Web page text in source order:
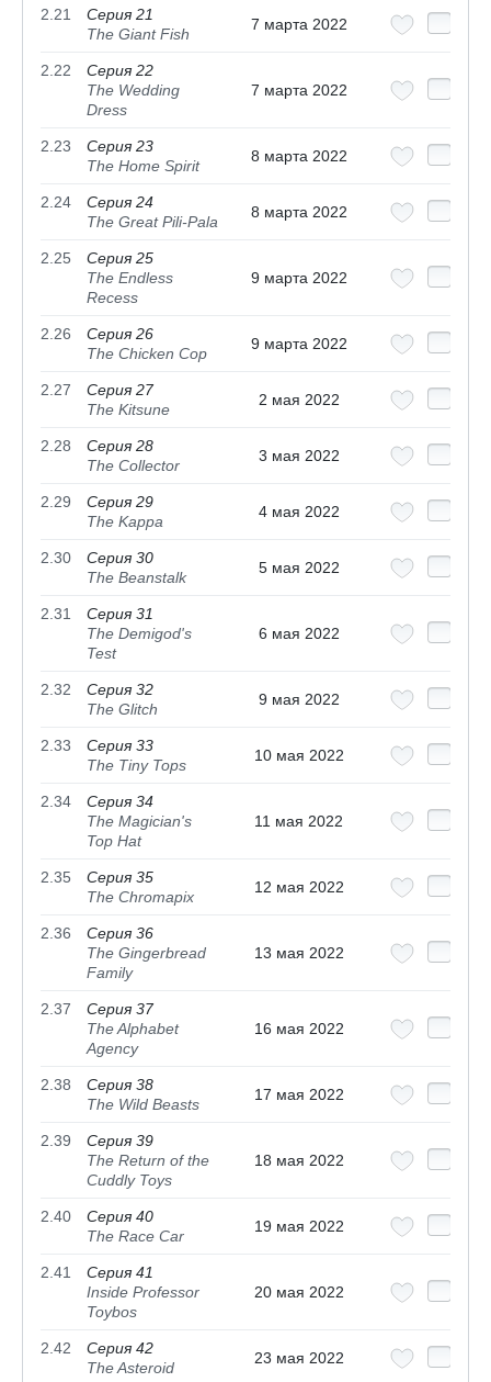
2.21
Серия 21
The Giant Fish
7 марта 2022
2.22
Серия 22
The Wedding
Dress
7 марта 2022
2.23
Серия 23
The Home Spirit
8 марта 2022
2.24
Серия 24
The Great Pili-Pala
8 марта 2022
2.25
Серия 25
The Endless
Recess
9 марта 2022
2.26
Серия 26
The Chicken Cop
9 марта 2022
2.27
Серия 27
The Kitsune
2 мая 2022
2.28
Серия 28
The Collector
3 мая 2022
2.29
Серия 29
The Kappa
4 мая 2022
2.30
Серия 30
The Beanstalk
5 мая 2022
2.31
Серия 31
The Demigod's
Test
6 мая 2022
2.32
Серия 32
The Glitch
9 мая 2022
2.33
Серия 33
The Tiny Tops
10 мая 2022
2.34
Серия 34
The Magician's
Top Hat
11 мая 2022
2.35
Серия 35
The Chromapix
12 мая 2022
2.36
Серия 36
The Gingerbread
Family
13 мая 2022
2.37
Серия 37
The Alphabet
Agency
16 мая 2022
2.38
Серия 38
The Wild Beasts
17 мая 2022
2.39
Серия 39
The Return of the
Cuddly Toys
18 мая 2022
2.40
Серия 40
The Race Car
19 мая 2022
2.41
Серия 41
Inside Professor
Toybos
20 мая 2022
2.42
Серия 42
The Asteroid
23 мая 2022